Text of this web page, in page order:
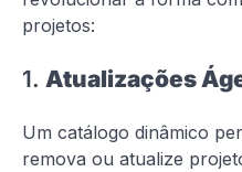
projetos:
1. Atualizações
Um catálogo dinâmico
remova ou atualize